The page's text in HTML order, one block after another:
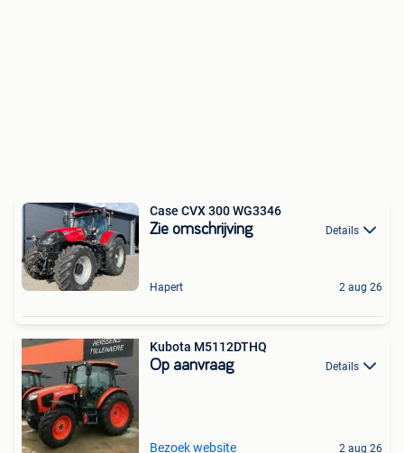
Case CVX 300 WG3346
Zie omschrijving Details
Hapert 2 aug 26
Kubota M5112DTHQ
Op aanvraag Details
Bezoek website 2 aug 26